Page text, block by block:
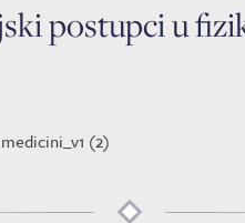
postupci u
(2)